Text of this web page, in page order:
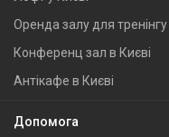
Оренда залу для тренінгу
Конференц зал в Києві
Антікафе в Києві
Допомога